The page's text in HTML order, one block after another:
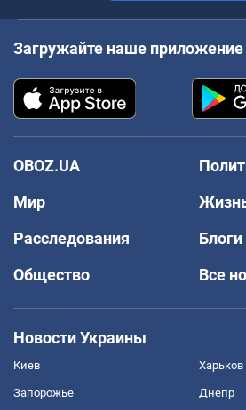
Загружайте наше приложение
OBOZ.UA
Мир
Расследования
Блоги
Общество
Все
Новости Украины
Киев Харьков
Запорожье Днепр